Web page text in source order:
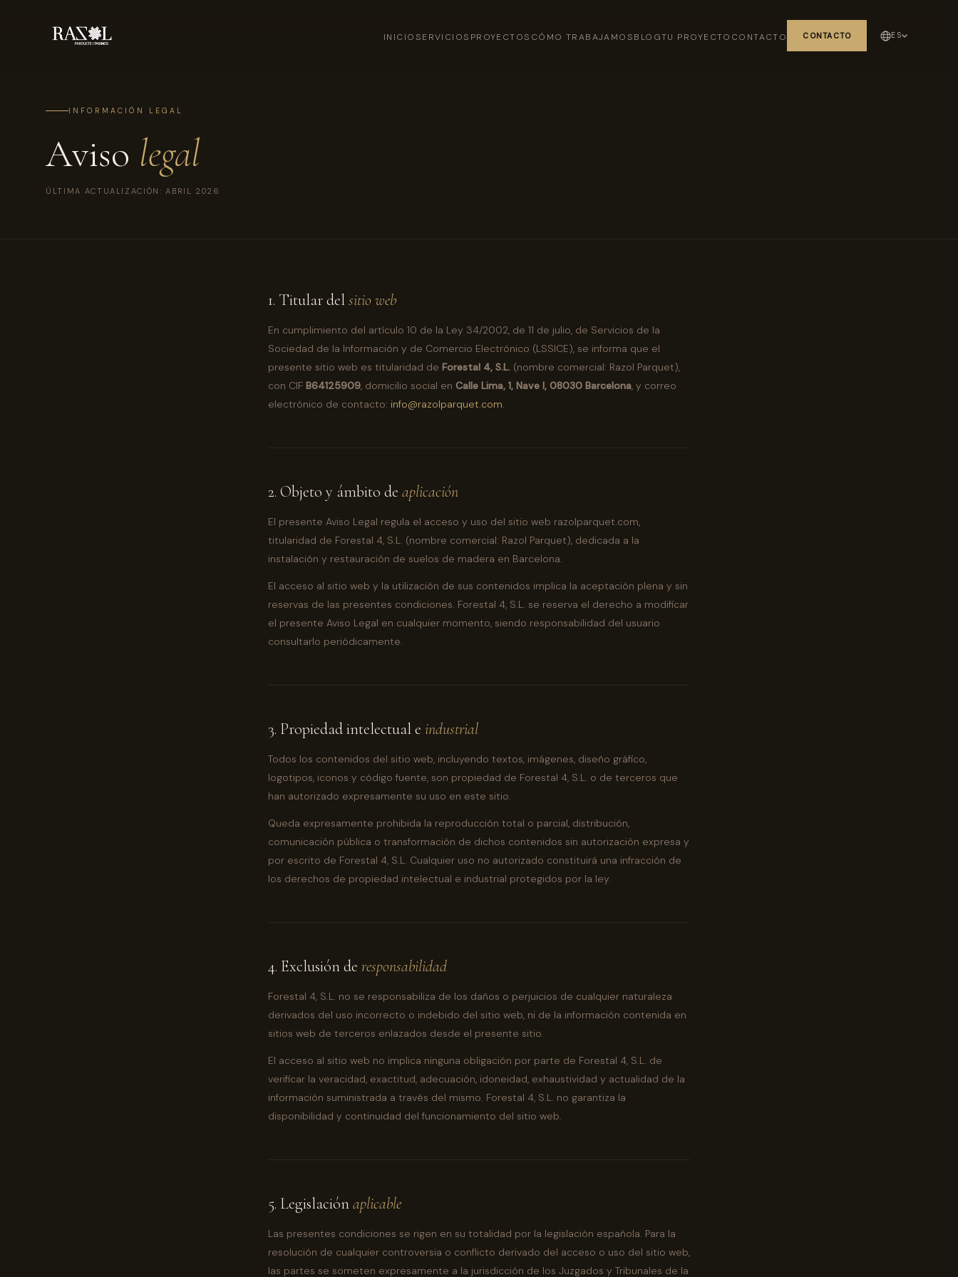
INICIOSERVICIOS PROYECTOS CÓMO TRABAJAMOSBLOGTU PROYECTO CONTACTO CONTACTO ES
INFORMACIÓN LEGAL
Aviso legal
ÚLTIMA ACTUALIZACIÓN: ABRIL 2026
1. Titular delsitio web
En cumplimiento del artículo 10 de la Ley 34/2002, de 11 de julio, de Servicios de la
Sociedad de la Información y de Comercio Electrónico (LSSICE), se informa que el
presente sitio web es titularidad de Forestal 4, S.L. (nombre comercial: Razol Parquet),
con CIF B64125909, domicilio social en Calle Lima, 1, Nave I, 08030 Barcelona, y correo
electrónico de contacto: info@razolparquet.com.
2. Objeto y ámbito de aplicación
El presente Aviso Legal regula el acceso y uso del sitio web razolparquet.com,
titularidad de Forestal 4, S.L. (nombre comercial: Razol Parquet), dedicada a la
instalación y restauración de suelos de madera en Barcelona.
El acceso al sitio web y la utilización de sus contenidos implica la aceptación plena y sin
reservas de las presentes condiciones. Forestal 4, S.L. se reserva el derecho a modificar
el presente Aviso Legal en cualquier momento, siendo responsabilidad del usuario
consultarlo periódicamente.
3. Propiedad intelectual e industrial
Todos los contenidos del sitio web, incluyendo textos, imágenes, diseño gráfico,
logotipos, iconos y código fuente, son propiedad de Forestal 4, S.L. o de terceros que
han autorizado expresamente su uso en este sitio.
Queda expresamente prohibida la reproducción total o parcial, distribución,
comunicación pública o transformación de dichos contenidos sin autorización expresa y
por escrito de Forestal 4, S.L. Cualquier uso no autorizado constituirá una infracción de
los derechos de propiedad intelectual e industrial protegidos por la ley.
4. Exclusión de responsabilidad
Forestal 4, S.L. no se responsabiliza de los daños o perjuicios de cualquier naturaleza
derivados del uso incorrecto o indebido del sitio web, ni de la información contenida en
sitios web de terceros enlazados desde el presente sitio.
El acceso al sitio web no implica ninguna obligación por parte de Forestal 4, S.L. de
verificar la veracidad, exactitud, adecuación, idoneidad, exhaustividad y actualidad de la
información suministrada a través del mismo. Forestal 4, S.L. no garantiza la
disponibilidad y continuidad del funcionamiento del sitio web.
5. Legislaciónaplicable
Las presentes condiciones se rigen en su totalidad por la legislación española. Para la
resolución de cualquier controversia o conflicto derivado del acceso o uso del sitio web,
las partes se someten expresamente a la jurisdicción de los Juzgados y Tribunales de la